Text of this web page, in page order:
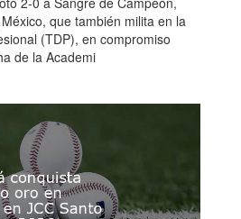
que también milita en la
(TDP), en compromiso
de la Academi